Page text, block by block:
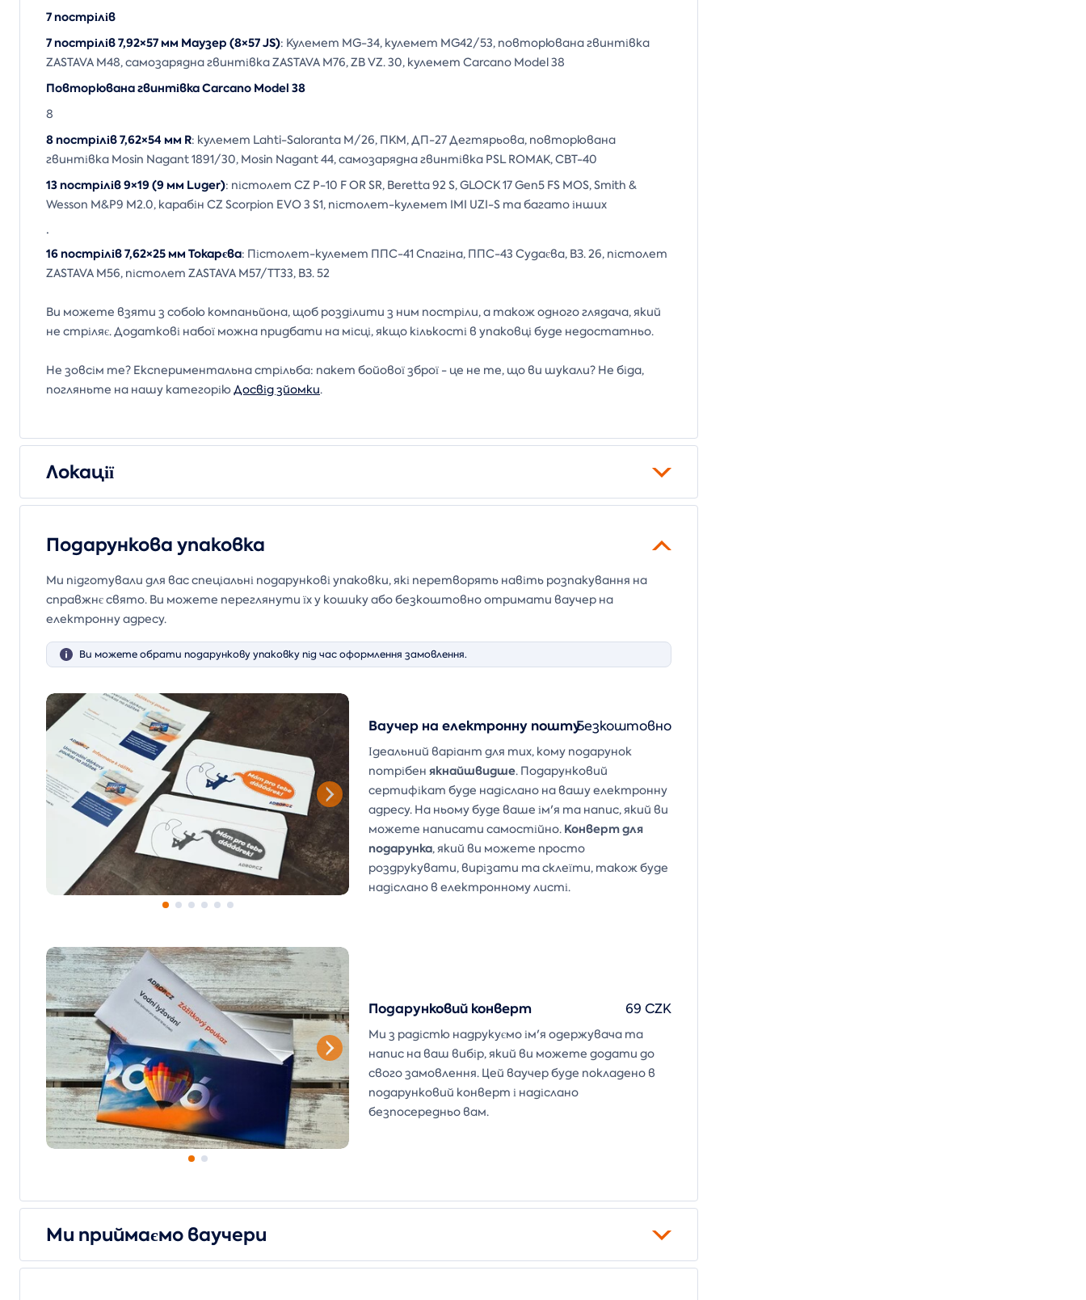
7 пострілів
7 пострілів 7,92×57 мм Маузер (8×57 JS): Кулемет MG-34, кулемет MG42/53, повторювана гвинтівка
ZASTAVA M48, самозарядна гвинтівка ZASTAVA M76, ZB VZ. 30, кулемет Carcano Model 38
Повторювана гвинтівка Carcano Model 38
8
8 пострілів 7,62×54 мм R: кулемет Lahti-Saloranta M/26, ПКМ, ДП-27 Дегтярьова, повторювана
гвинтівка Mosin Nagant 1891/30, Mosin Nagant 44, самозарядна гвинтівка PSL ROMAK, СВТ-40
13 пострілів 9×19 (9 мм Luger): пістолет CZ P-10 F OR SR, Beretta 92 S, GLOCK 17 Gen5 FS MOS, Smith &
Wesson M&P9 M2.0, карабін CZ Scorpion EVO 3 S1, пістолет-кулемет IMI UZI-S та багато інших
.
16 пострілів 7,62×25 мм Токарєва: Пістолет-кулемет ППС-41 Спагіна, ППС-43 Судаєва, ВЗ. 26, пістолет
ZASTAVA M56, пістолет ZASTAVA M57/TT33, ВЗ. 52
Ви можете взяти з собою компаньйона, щоб розділити з ним постріли, а також одного глядача, який
не стріляє. Додаткові набої можна придбати на місці, якщо кількості в упаковці буде недостатньо.
Не зовсім те? Експериментальна стрільба: пакет бойової зброї - це не те, що ви шукали? Не біда,
погляньте на нашу категоріюДосвід зйомки.
Локації
Подарункова упаковка
Ми підготували для вас спеціальні подарункові упаковки, які перетворять навіть розпакування на
справжнє свято. Ви можете переглянути їх у кошику або безкоштовно отримати ваучер на
електронну адресу.
Ви можете обрати подарункову упаковку під час оформлення замовлення.
Ваучер на електронну пошту
Ідеальний варіант для тих, кому подарунок
потрібен якнайшвидше. Подарунковий
сертифікат буде надіслано на вашу електронну
адресу. На ньому буде ваше ім'я та напис, який ви
можете написати самостійно. Конверт для
подарунка, який ви можете просто
роздрукувати, вирізати та склеїти, також буде
надіслано в електронному листі.
Безкоштовно
Подарунковий конверт
Ми з радістю надрукуємо ім'я одержувача та
напис на ваш вибір, який ви можете додати до
свого замовлення. Цей ваучер буде покладено в
подарунковий конверт і надіслано
безпосередньо вам.
69 CZK
Ми приймаємо ваучери